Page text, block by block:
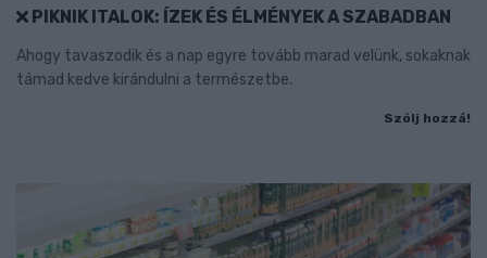
PIKNIK ITALOK: ÍZEK ÉS ÉLMÉNYEK A SZABADBAN
Ahogy tavaszodik és a nap egyre tovább marad velünk, sokaknak
támad kedve kirándulni a természetbe.
Szólj hozzá!